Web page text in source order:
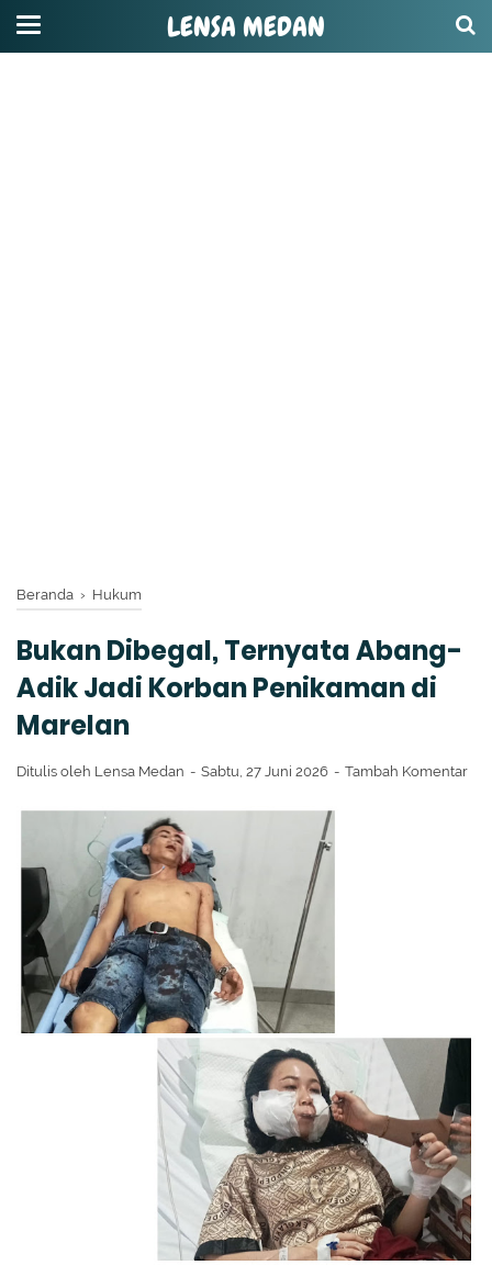
LENSA MEDAN
Beranda › Hukum
Bukan Dibegal, Ternyata Abang-
Adik Jadi Korban Penikaman di
Marelan
Ditulis oleh Lensa Medan Sabtu, 27 Juni 2026 Tambah Komentar